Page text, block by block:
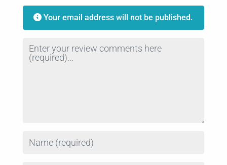
Your email address will not be published.
Review text